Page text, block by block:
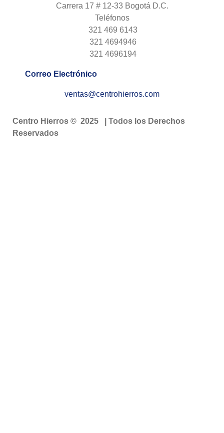
Carrera 17 # 12-33 Bogotá D.C.
Teléfonos
321 469 6143
321 4694946
321 4696194
Correo Electrónico
ventas@centrohierros.com
Centro Hierros © 2025 | Todos los Derechos
Reservados